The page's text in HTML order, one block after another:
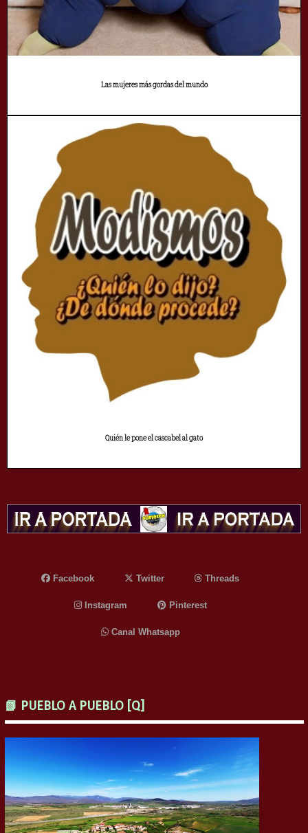
Las mujeres más gordas del mundo
Quién le pone el cascabel al gato
Facebook Twitter Threads
Instagram Pinterest
Canal Whatsapp
📗 PUEBLO A PUEBLO [Q]